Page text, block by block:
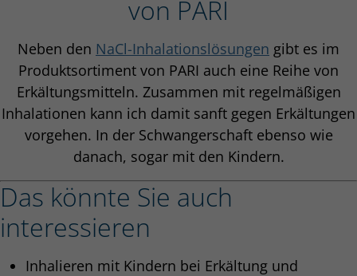
von PARI
Neben den NaCl-Inhalationslösungen gibt es im
Produktsortiment von PARI auch eine Reihe von
Erkältungsmitteln. Zusammen mit regelmäßigen
Inhalationen kann ich damit sanft gegen Erkältungen
vorgehen. In der Schwangerschaft ebenso wie
danach, sogar mit den Kindern.
Das könnte Sie auch
interessieren
Inhalieren mit Kindern bei Erkältung und